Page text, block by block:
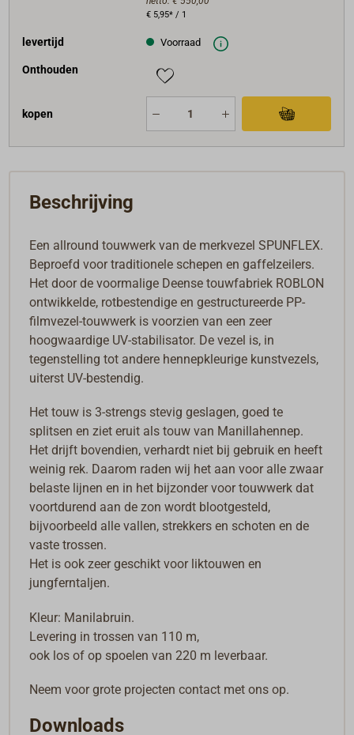
€ 5,95* / 1
levertijd Voorraad
Onthouden
kopen
Beschrijving
Een allround touwwerk van de merkvezel SPUNFLEX.
Beproefd voor traditionele schepen en gaffelzeilers.
Het door de voormalige Deense touwfabriek ROBLON
ontwikkelde, rotbestendige en gestructureerde PP-
filmvezel-touwwerk is voorzien van een zeer
hoogwaardige UV-stabilisator. De vezel is, in
tegenstelling tot andere hennepkleurige kunstvezels,
uiterst UV-bestendig.
Het touw is 3-strengs stevig geslagen, goed te
splitsen en ziet eruit als touw van Manillahennep.
Het drijft bovendien, verhardt niet bij gebruik en heeft
weinig rek. Daarom raden wij het aan voor alle zwaar
belaste lijnen en in het bijzonder voor touwwerk dat
voortdurend aan de zon wordt blootgesteld,
bijvoorbeeld alle vallen, strekkers en schoten en de
vaste trossen.
Het is ook zeer geschikt voor liktouwen en
jungferntaljen.
Kleur: Manilabruin.
Levering in trossen van 110 m,
ook los of op spoelen van 220 m leverbaar.
Neem voor grote projecten contact met ons op.
Downloads